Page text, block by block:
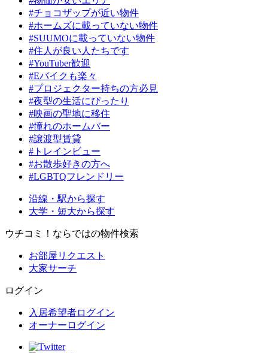
#チョコザップが近い物件
#ホームズに載っていない物件
#SUUMOに載っていない物件
#住人が良い人たちです
#YouTuber歓迎
#Eバイクも楽々
#プロジェクター持ちの方必見
#夜型の生活にぴったり
#映画の聖地に移住
#憧れのホームバー
#譲渡型賃貸
#トレインビュー
#お散歩好きの方へ
#LGBTQフレンドリー
沿線・駅から探す
大学・短大から探す
ウチコミ！ならではの物件検索
お部屋リクエスト
大家サーチ
ログイン
入居希望者ログイン
オーナーログイン